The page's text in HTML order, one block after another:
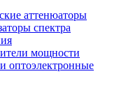
аттенюаторы
спектра
мощности
оптоэлектронные